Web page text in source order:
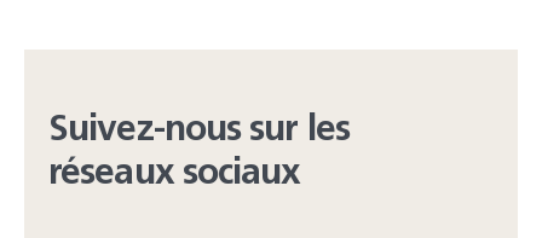
Suivez-nous sur les
réseaux sociaux